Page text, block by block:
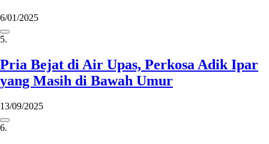
6/01/2025
5.
Pria Bejat di Air Upas, Perkosa Adik Ipar
yang Masih di Bawah Umur
13/09/2025
6.